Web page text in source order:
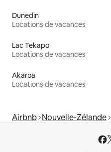
Dunedin
Locations de vacances
Lac Tekapo
Locations de vacances
Akaroa
Locations de vacances
Airbnb Nouvelle-Zélande